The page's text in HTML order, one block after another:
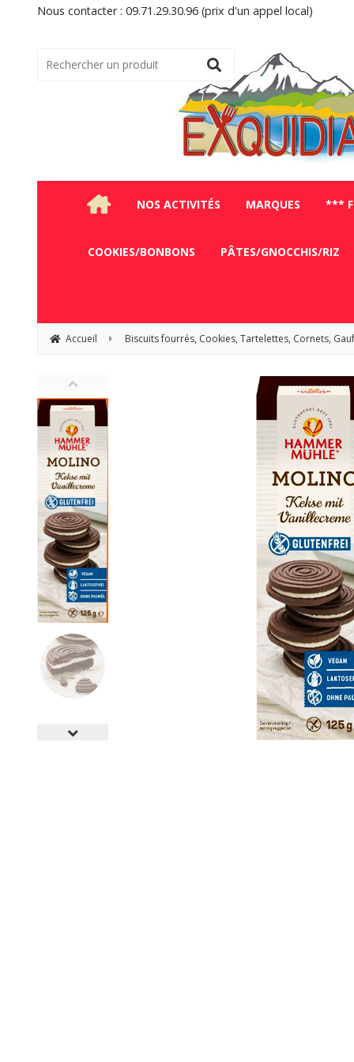
Nous contacter : 09.71.29.30.96 (prix d'un appel local)
NOS ACTIVITÉS MARQUES ***
COOKIES/BONBONS PÂTES/GNOCCHIS/RIZ
Accueil Biscuits fourrés, Cookies, Tartelettes, Cornets,